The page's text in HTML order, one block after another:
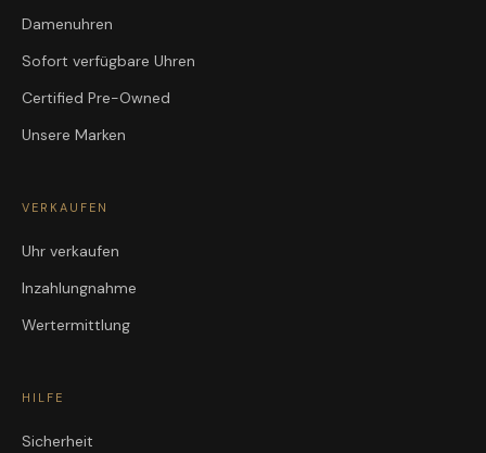
Damenuhren
Sofort verfügbare Uhren
Certified Pre-Owned
Unsere Marken
VERKAUFEN
Uhr verkaufen
Inzahlungnahme
Wertermittlung
HILFE
Sicherheit